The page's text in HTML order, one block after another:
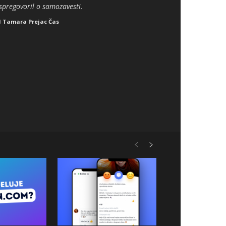
o samozavesti.
Tamara Prejac Čas